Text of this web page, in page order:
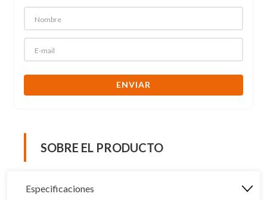
ENVIAR
SOBRE EL PRODUCTO
Especificaciones